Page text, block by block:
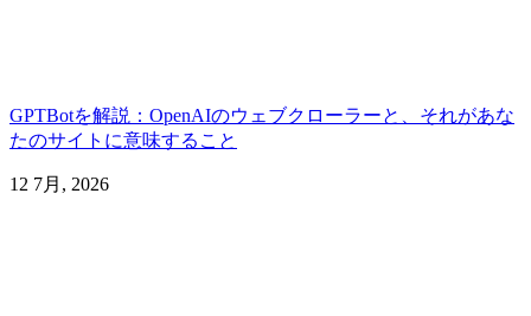
GPTBotを解説：OpenAIのウェブクローラーと、それがあな
たのサイトに意味すること
12 7月, 2026